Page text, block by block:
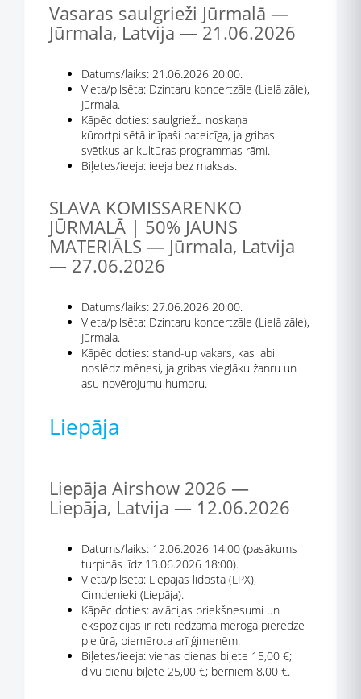
Vasaras saulgrieži Jūrmalā —
Jūrmala, Latvija — 21.06.2026
Datums/laiks: 21.06.2026 20:00.
Vieta/pilsēta: Dzintaru koncertzāle (Lielā zāle),
Jūrmala.
Kāpēc doties: saulgriežu noskaņa
kūrortpilsētā ir īpaši pateicīga, ja gribas
svētkus ar kultūras programmas rāmi.
Biļetes/ieeja: ieeja bez maksas.
SLAVA KOMISSARENKO
JŪRMALĀ | 50% JAUNS
MATERIĀLS — Jūrmala, Latvija
— 27.06.2026
Datums/laiks: 27.06.2026 20:00.
Vieta/pilsēta: Dzintaru koncertzāle (Lielā zāle),
Jūrmala.
Kāpēc doties: stand-up vakars, kas labi
noslēdz mēnesi, ja gribas vieglāku žanru un
asu novērojumu humoru.
Liepāja
Liepāja Airshow 2026 —
Liepāja, Latvija — 12.06.2026
Datums/laiks: 12.06.2026 14:00 (pasākums
turpinās līdz 13.06.2026 18:00).
Vieta/pilsēta: Liepājas lidosta (LPX),
Cimdenieki (Liepāja).
Kāpēc doties: aviācijas priekšnesumi un
ekspozīcijas ir reti redzama mēroga pieredze
piejūrā, piemērota arī ģimenēm.
Biļetes/ieeja: vienas dienas biļete 15,00 €;
divu dienu biļete 25,00 €; bērniem 8,00 €.